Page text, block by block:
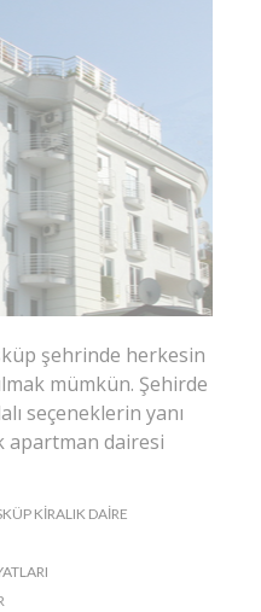
şehrinde herkesin
mümkün. Şehirde
seçeneklerin yanı
apartman dairesi
KIRALIK DAIRE